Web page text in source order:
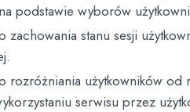
podstawie wyborów
zachowania stanu sesji
rozróżniania użytkowników
serwisu przez